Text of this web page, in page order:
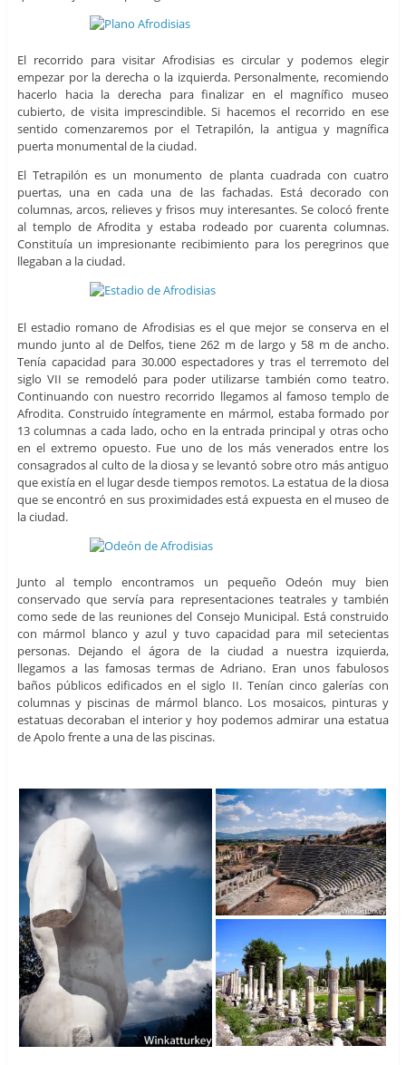
El recorrido para visitar Afrodisias es circular y podemos elegir
empezar por la derecha o la izquierda. Personalmente, recomiendo
hacerlo hacia la derecha para finalizar en el magnífico museo
cubierto, de visita imprescindible. Si hacemos el recorrido en ese
sentido comenzaremos por el Tetrapilón, la antigua y magnífica
puerta monumental de la ciudad.
El Tetrapilón es un monumento de planta cuadrada con cuatro
puertas, una en cada una de las fachadas. Está decorado con
columnas, arcos, relieves y frisos muy interesantes. Se colocó frente
al templo de Afrodita y estaba rodeado por cuarenta columnas.
Constituía un impresionante recibimiento para los peregrinos que
llegaban a la ciudad.
El estadio romano de Afrodisias es el que mejor se conserva en el
mundo junto al de Delfos, tiene 262 m de largo y 58 m de ancho.
Tenía capacidad para 30.000 espectadores y tras el terremoto del
siglo VII se remodeló para poder utilizarse también como teatro.
Continuando con nuestro recorrido llegamos al famoso templo de
Afrodita. Construido íntegramente en mármol, estaba formado por
13 columnas a cada lado, ocho en la entrada principal y otras ocho
en el extremo opuesto. Fue uno de los más venerados entre los
consagrados al culto de la diosa y se levantó sobre otro más antiguo
que existía en el lugar desde tiempos remotos. La estatua de la diosa
que se encontró en sus proximidades está expuesta en el museo de
la ciudad.
Junto al templo encontramos un pequeño Odeón muy bien
conservado que servía para representaciones teatrales y también
como sede de las reuniones del Consejo Municipal. Está construido
con mármol blanco y azul y tuvo capacidad para mil setecientas
personas. Dejando el ágora de la ciudad a nuestra izquierda,
llegamos a las famosas termas de Adriano. Eran unos fabulosos
baños públicos edificados en el siglo II. Tenían cinco galerías con
columnas y piscinas de mármol blanco. Los mosaicos, pinturas y
estatuas decoraban el interior y hoy podemos admirar una estatua
de Apolo frente a una de las piscinas.